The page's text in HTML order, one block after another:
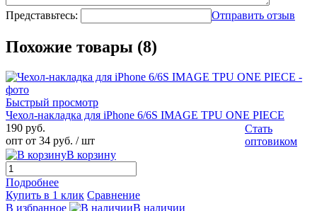
Представьтесь: Отправить отзыв
Похожие товары (8)
Быстрый просмотр
Чехол-накладка для iPhone 6/6S IMAGE TPU ONE PIECE
190 руб.
опт от 34 руб. / шт
Стать
оптовиком
В корзину
Подробнее
Купить в 1 клик Сравнение
В избранное
В наличии